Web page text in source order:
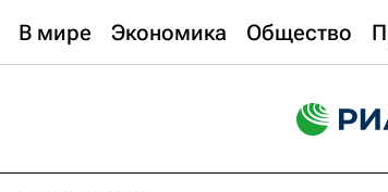
В мире Экономика Общество